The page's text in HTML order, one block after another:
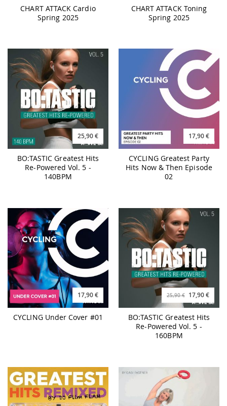
CHART ATTACK Cardio
Spring 2025
CHART ATTACK Toning
Spring 2025
25,90 €
BO:TASTIC Greatest Hits
Re-Powered Vol. 5 -
140BPM
17,90 €
CYCLING Greatest Party
Hits Now & Then Episode
02
17,90 €
CYCLING Under Cover #01
25,90 € 17,90 €
BO:TASTIC Greatest Hits
Re-Powered Vol. 5 -
160BPM